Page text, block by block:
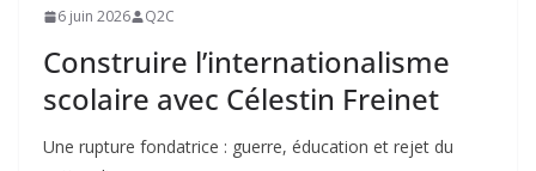
6 juin 2026 Q2C
Construire l’internationalisme
scolaire avec Célestin Freinet
Une rupture fondatrice : guerre, éducation et rejet du